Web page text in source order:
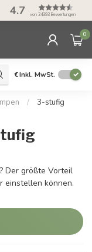
50 Tage
Möglichkeit
4.7 von 24393 Bewertungen
0
€Inkl. MwSt.
/
3-stufig
Der größte Vorteil
einstellen können.